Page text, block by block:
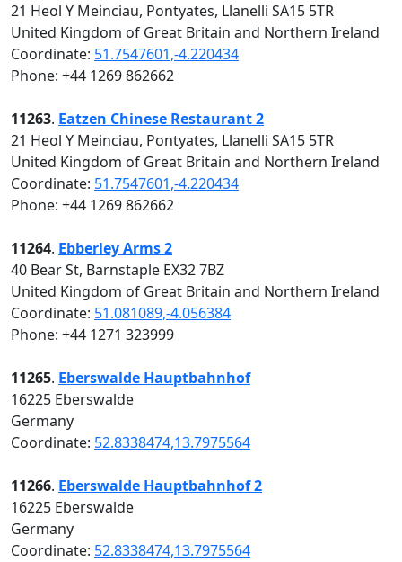
21 Heol Y Meinciau, Pontyates, Llanelli SA15 5TR
United Kingdom of Great Britain and Northern Ireland
Coordinate: 51.7547601,-4.220434
Phone: +44 1269 862662
11263. Eatzen Chinese Restaurant 2
21 Heol Y Meinciau, Pontyates, Llanelli SA15 5TR
United Kingdom of Great Britain and Northern Ireland
Coordinate: 51.7547601,-4.220434
Phone: +44 1269 862662
11264. Ebberley Arms 2
40 Bear St, Barnstaple EX32 7BZ
United Kingdom of Great Britain and Northern Ireland
Coordinate: 51.081089,-4.056384
Phone: +44 1271 323999
11265. Eberswalde Hauptbahnhof
16225 Eberswalde
Germany
Coordinate: 52.8338474,13.7975564
11266. Eberswalde Hauptbahnhof 2
16225 Eberswalde
Germany
Coordinate: 52.8338474,13.7975564